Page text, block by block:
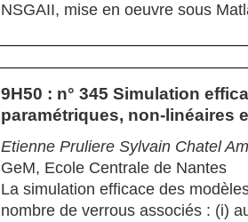
NSGAII, mise en oeuvre sous
9H50 : n° 345 Simulation
paramétriques, non-linéaires
Etienne Pruliere Sylvain Chatel
GeM, Ecole Centrale de Nantes
La simulation efficace des
nombre de verrous associés : (i)